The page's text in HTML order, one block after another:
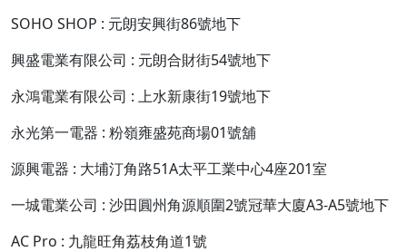
SOHO SHOP : 元朗安興街86號地下
興盛電業有限公司 : 元朗合財街54號地下
永鴻電業有限公司 : 上水新康街19號地下
永光第一電器 : 粉嶺雍盛苑商場01號舖
源興電器 : 大埔汀角路51A太平工業中心4座201室
一城電業公司 : 沙田圓州角源順圍2號冠華大廈A3-A5號地下
AC Pro : 九龍旺角荔枝角道1號